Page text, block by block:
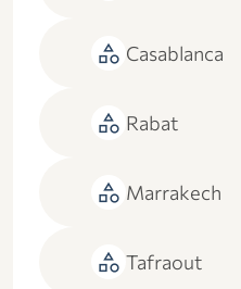
category Casablanca
category Rabat
category Marrakech
category Tafraout